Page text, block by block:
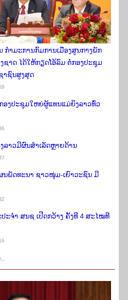
ກໍາມະການກົມການເມືອງສູນກາງພັກ
ຊາດ ໄດ້ໃຫ້ກຽດໂອ້ລົມ ຕໍ່​ກອງ​ປະ​ຊຸມ​
າ​ຊົນ​ສູງ​ສຸດ
ອງປະຊຸມໃຫຍ່ຜູ້ແທນແມ່ຍິງລາວທົ່ວ
າວມີຜົນສຳເລັດຫຼາຍດ້ານ
ນພັດທະນາ ຊາວໜຸ່ມ-ເຍົາວະຊົນ ມີ
ະຈຳ ສນຊ ເປີດກວ້າງ ຄັ້ງທີ 4 ສະໄໝທີ